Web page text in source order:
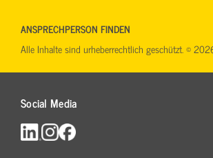
Social Media
ANSPRECHPERSON FINDEN
Alle Inhalte sind urheberrechtlich geschützt. ©